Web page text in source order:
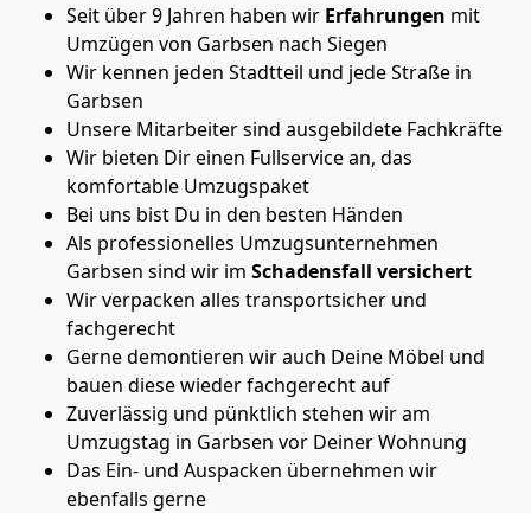
Seit über 9 Jahren haben wir Erfahrungen mit
Umzügen von Garbsen nach Siegen
Wir kennen jeden Stadtteil und jede Straße in
Garbsen
Unsere Mitarbeiter sind ausgebildete Fachkräfte
Wir bieten Dir einen Fullservice an, das
komfortable Umzugspaket
Bei uns bist Du in den besten Händen
Als professionelles Umzugsunternehmen
Garbsen sind wir im Schadensfall versichert
Wir verpacken alles transportsicher und
fachgerecht
Gerne demontieren wir auch Deine Möbel und
bauen diese wieder fachgerecht auf
Zuverlässig und pünktlich stehen wir am
Umzugstag in Garbsen vor Deiner Wohnung
Das Ein- und Auspacken übernehmen wir
ebenfalls gerne